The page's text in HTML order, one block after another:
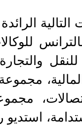
التالية
استديو